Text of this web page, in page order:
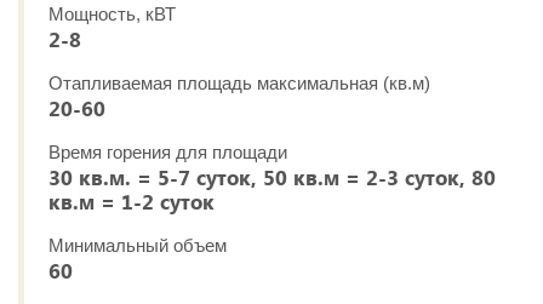
Мощность, кВТ
2-8
Отапливаемая площадь максимальная (кв.м)
20-60
Время горения для площади
30 кв.м. = 5-7 суток, 50 кв.м = 2-3 суток, 80
кв.м = 1-2 суток
Минимальный объем
60